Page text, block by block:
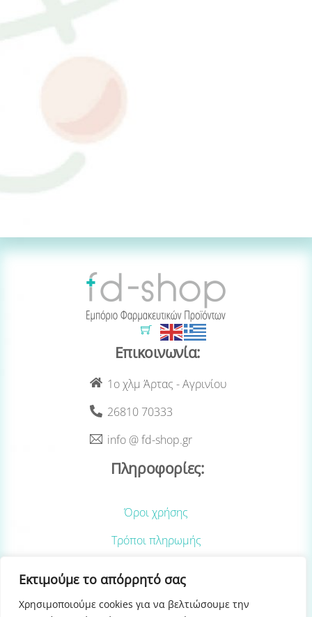
Εκτιμούμε το απόρρητό σας
Χρησιμοποιούμε cookies για να βελτιώσουμε την
Cart
Επικοινωνία:
1ο χλμ Άρτας - Αγρινίου
26810 70333
info @ fd-shop.gr
Πληροφορίες:
Όροι χρήσης
Τρόποι πληρωμής
Επιστροφές Προϊόντων